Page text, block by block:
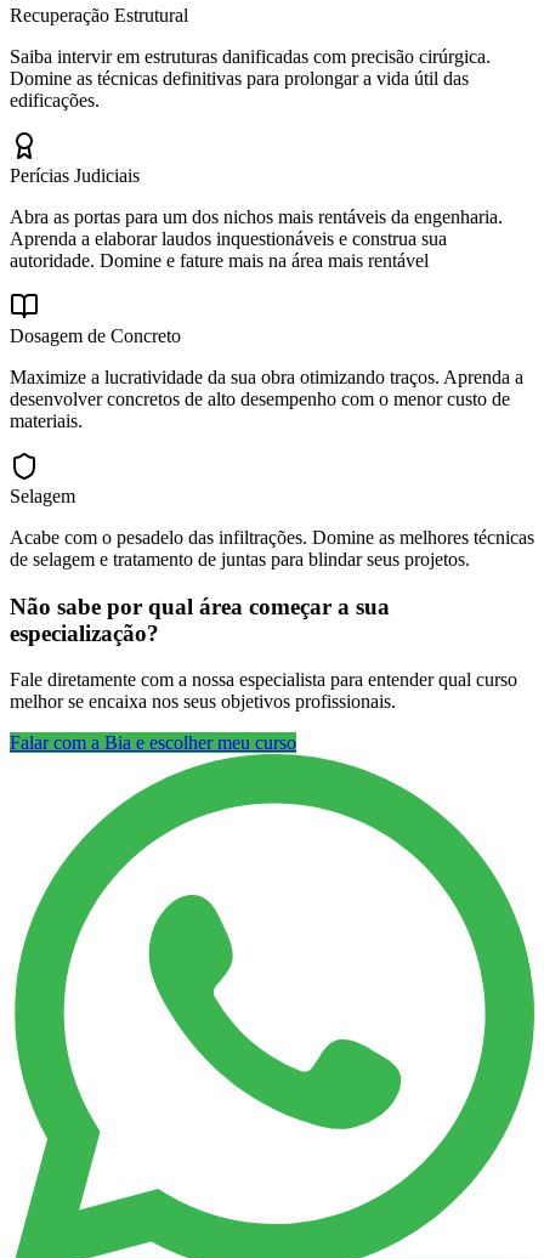
Recuperação Estrutural
Saiba intervir em estruturas danificadas com precisão cirúrgica.
Domine as técnicas definitivas para prolongar a vida útil das
edificações.
Perícias Judiciais
Abra as portas para um dos nichos mais rentáveis da engenharia.
Aprenda a elaborar laudos inquestionáveis e construa sua
autoridade. Domine e fature mais na área mais rentável
Dosagem de Concreto
Maximize a lucratividade da sua obra otimizando traços. Aprenda a
desenvolver concretos de alto desempenho com o menor custo de
materiais.
Selagem
Acabe com o pesadelo das infiltrações. Domine as melhores técnicas
de selagem e tratamento de juntas para blindar seus projetos.
Não sabe por qual área começar a sua
especialização?
Fale diretamente com a nossa especialista para entender qual curso
melhor se encaixa nos seus objetivos profissionais.
Falar com a Bia e escolher meu curso